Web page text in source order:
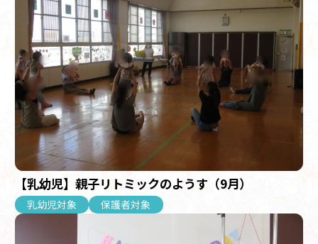
【乳幼児】親子リトミックのようす（9月）
乳幼児対象 保護者対象